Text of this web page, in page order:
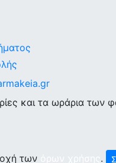
και τα ωράρια των
των .